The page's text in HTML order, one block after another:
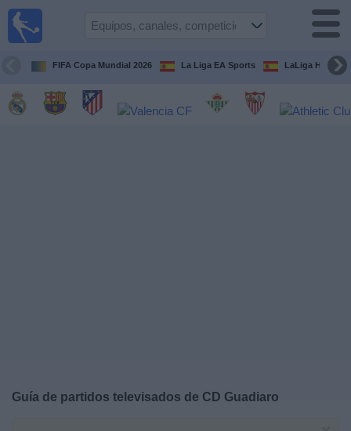
FIFA Copa Mundial 2026 La Liga EA Sports LaLiga
Guía de partidos televisados de CD Guadiaro
Guía de
Televisados
Noticias